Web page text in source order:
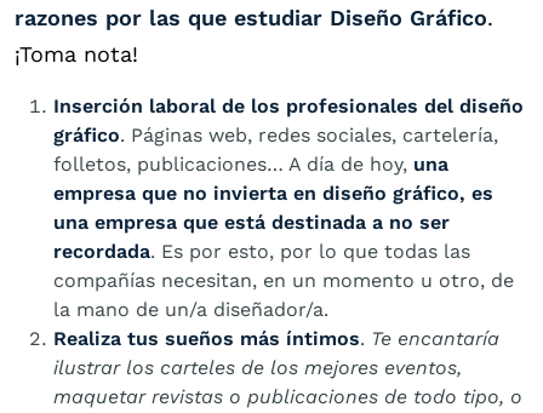
razones por las que estudiar Diseño Gráfico.
¡Toma nota!
Inserción laboral de los profesionales del diseño
gráfico. Páginas web, redes sociales, cartelería,
folletos, publicaciones… A día de hoy, una
empresa que no invierta en diseño gráfico, es
una empresa que está destinada a no ser
recordada. Es por esto, por lo que todas las
compañías necesitan, en un momento u otro, de
la mano de un/a diseñador/a.
Realiza tus sueños más íntimos. Te encantaría
ilustrar los carteles de los mejores eventos,
maquetar revistas o publicaciones de todo tipo, o